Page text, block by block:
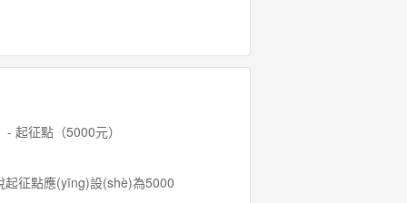
起征點（5000元）
征點應(yīng)設(shè)為5000